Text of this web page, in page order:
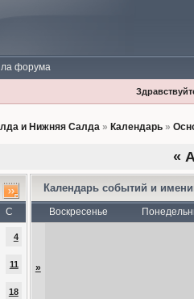
форума
и Нижняя Салда» Календарь»
«
С
4
11
18
Календарь событий и
Воскресенье
»